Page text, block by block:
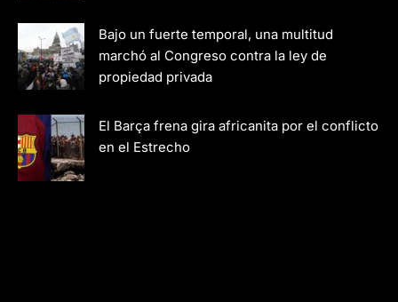
Bajo un fuerte temporal, una multitud
marchó al Congreso contra la ley de
propiedad privada
El Barça frena gira africanita por el conflicto
en el Estrecho